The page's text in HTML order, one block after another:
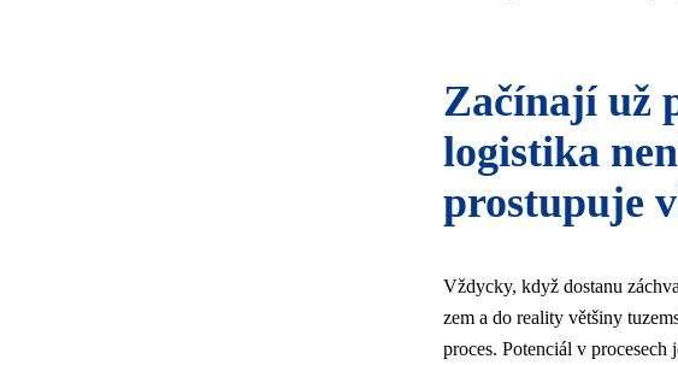
Začínají už
logistika
prostupuje
Vždycky, když dostanu
zem a do reality většiny
proces. Potenciál v